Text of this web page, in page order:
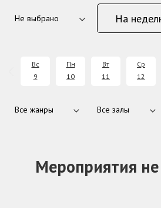
На
Вс
9
Пн
10
Вт
11
Ср
12
Мероприятия